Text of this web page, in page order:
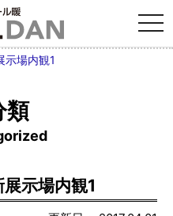
示場内観1
類
示場内観1